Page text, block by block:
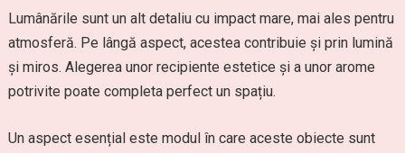
Lumânările sunt un alt detaliu cu impact mare, mai ales pentru
atmosferă. Pe lângă aspect, acestea contribuie și prin lumină
și miros. Alegerea unor recipiente estetice și a unor arome
potrivite poate completa perfect un spațiu.
Un aspect esențial este modul în care aceste obiecte sunt